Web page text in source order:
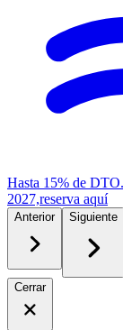
Hasta 15% de
2027,reserva aquí
Anterior Siguiente
Cerrar